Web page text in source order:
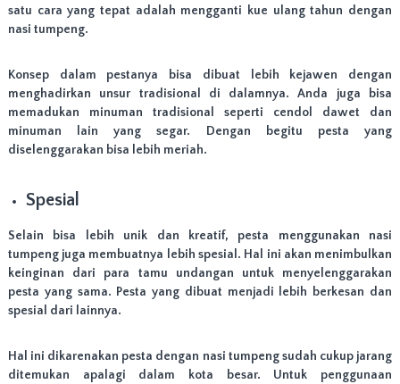
satu cara yang tepat adalah mengganti kue ulang tahun dengan
nasi tumpeng.
Konsep dalam pestanya bisa dibuat lebih kejawen dengan
menghadirkan unsur tradisional di dalamnya. Anda juga bisa
memadukan minuman tradisional seperti cendol dawet dan
minuman lain yang segar. Dengan begitu pesta yang
diselenggarakan bisa lebih meriah.
Spesial
Selain bisa lebih unik dan kreatif, pesta menggunakan nasi
tumpeng juga membuatnya lebih spesial. Hal ini akan menimbulkan
keinginan dari para tamu undangan untuk menyelenggarakan
pesta yang sama. Pesta yang dibuat menjadi lebih berkesan dan
spesial dari lainnya.
Hal ini dikarenakan pesta dengan nasi tumpeng sudah cukup jarang
ditemukan apalagi dalam kota besar. Untuk penggunaan